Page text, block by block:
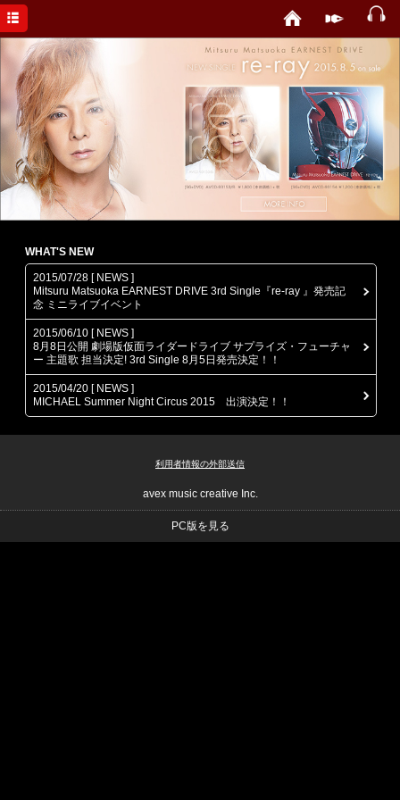
WHAT'S NEW
2015/07/28 [ NEWS ]
Mitsuru Matsuoka EARNEST DRIVE 3rd Single『re-ray 』発売記
念 ミニライブイベント
2015/06/10 [ NEWS ]
8月8日公開 劇場版仮面ライダードライブ サプライズ・フューチャ
ー 主題歌 担当決定! 3rd Single 8月5日発売決定！！
2015/04/20 [ NEWS ]
MICHAEL Summer Night Circus 2015 出演決定！！
利用者情報の外部送信
avex music creative Inc.
PC版を見る
NEWS
DISCOGRAPHY
PROFILE